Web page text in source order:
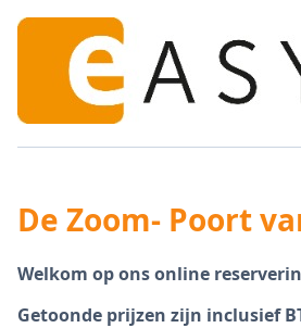
De Zoom- Poort
Welkom op ons online
Getoonde prijzen zijn inclusief